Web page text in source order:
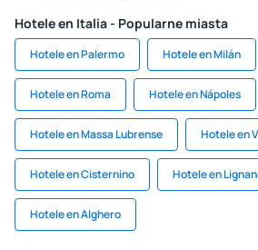
Hotele en Italia - Popularne miasta
Hotele en Palermo Hotele en Milán
Hotele en Roma Hotele en Nápoles
Hotele en Massa Lubrense Hotele en
Hotele en Cisternino Hotele en
Hotele en Alghero